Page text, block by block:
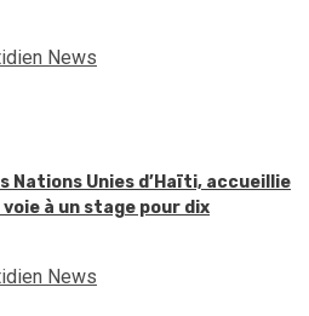
News
Nations Unies d’Haïti, accueillie
à un stage pour dix
News